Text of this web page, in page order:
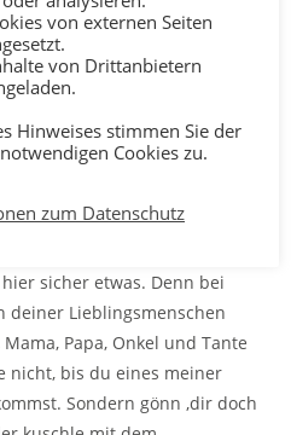
ist eine
für alle deine
bringst du
sicher etwas. Denn bei
deiner Lieblingsmenschen
Papa, Onkel und Tante
nicht, bis du eines meiner
Sondern gönn ‚dir doch
von externen Seiten
von Drittanbietern
Hinweises stimmen Sie der
Cookies zu.
zum Datenschutz